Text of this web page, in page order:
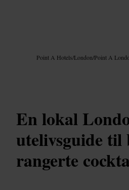
Point A Hotels/London/Point A
En lokal
utelivsguide til
rangerte